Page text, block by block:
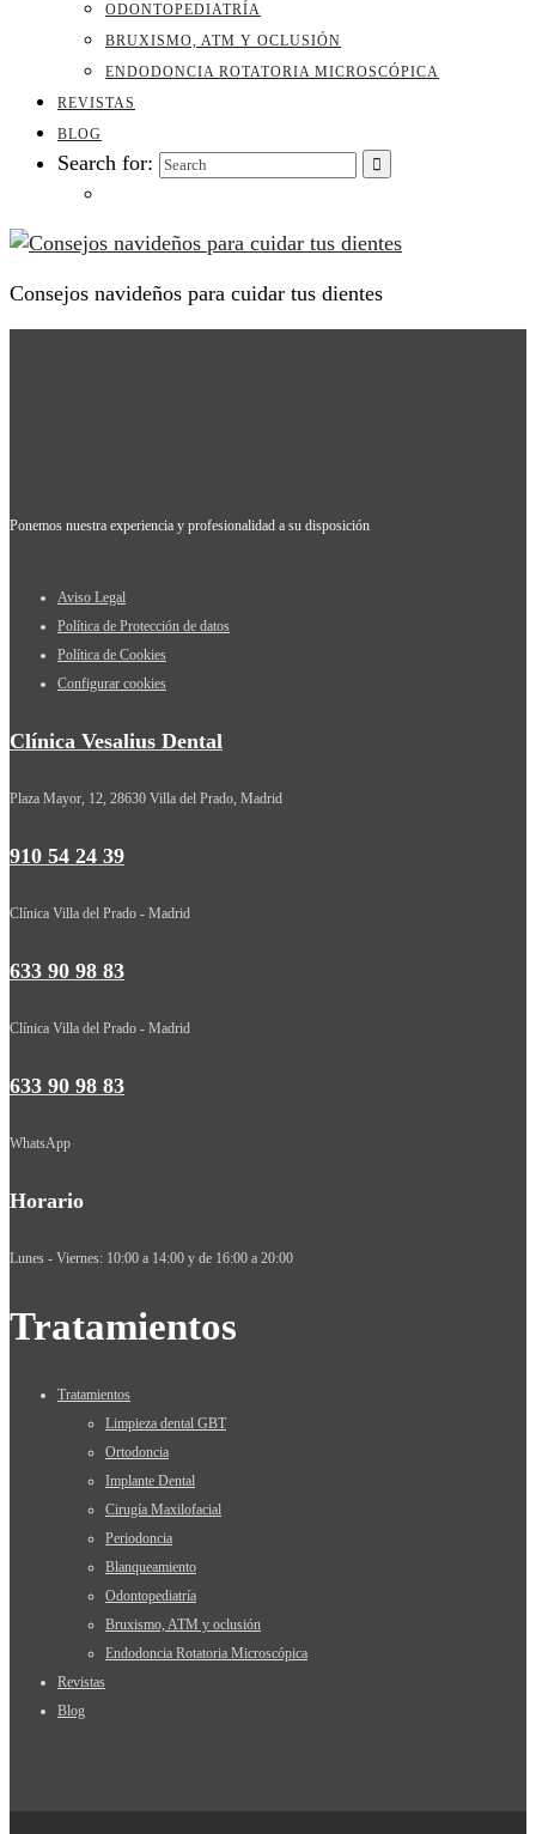
ODONTOPEDIATRÍA
BRUXISMO, ATM Y OCLUSIÓN
ENDODONCIA ROTATORIA MICROSCÓPICA
REVISTAS
BLOG
Search for:
Consejos navideños para cuidar tus dientes
Ponemos nuestra experiencia y profesionalidad a su disposición
Aviso Legal
Política de Protección de datos
Política de Cookies
Configurar cookies
Clínica Vesalius Dental
Plaza Mayor, 12, 28630 Villa del Prado, Madrid
910 54 24 39
Clínica Villa del Prado - Madrid
633 90 98 83
Clínica Villa del Prado - Madrid
633 90 98 83
WhatsApp
Horario
Lunes - Viernes: 10:00 a 14:00 y de 16:00 a 20:00
Tratamientos
Tratamientos
Limpieza dental GBT
Ortodoncia
Implante Dental
Cirugía Maxilofacial
Periodoncia
Blanqueamiento
Odontopediatría
Bruxismo, ATM y oclusión
Endodoncia Rotatoria Microscópica
Revistas
Blog